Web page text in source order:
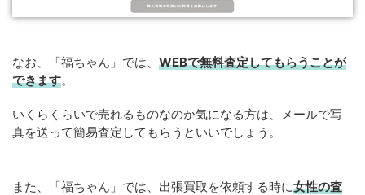
なお、「福ちゃん」では、 WEBで無料査定してもらうことが
できます。
いくらくらいで売れるものなのか気になる方は、メールで写
真を送って簡易査定してもらうといいでしょう。
また、「福ちゃん」では、出張買取を依頼する時に女性の査